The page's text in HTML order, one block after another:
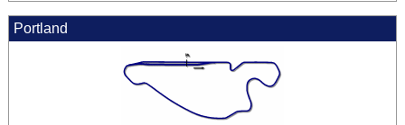
Portland